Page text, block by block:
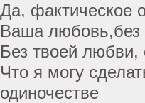
Да, фактическое
Ваша любовь,без
Без твоей любви,
Что я могу
одиночестве